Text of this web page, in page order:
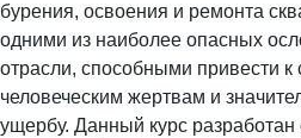
бурения, освоения и ремонта
одними из наиболее опасных
отрасли, способными привести
человеческим жертвам и
ущербу. Данный курс разработан